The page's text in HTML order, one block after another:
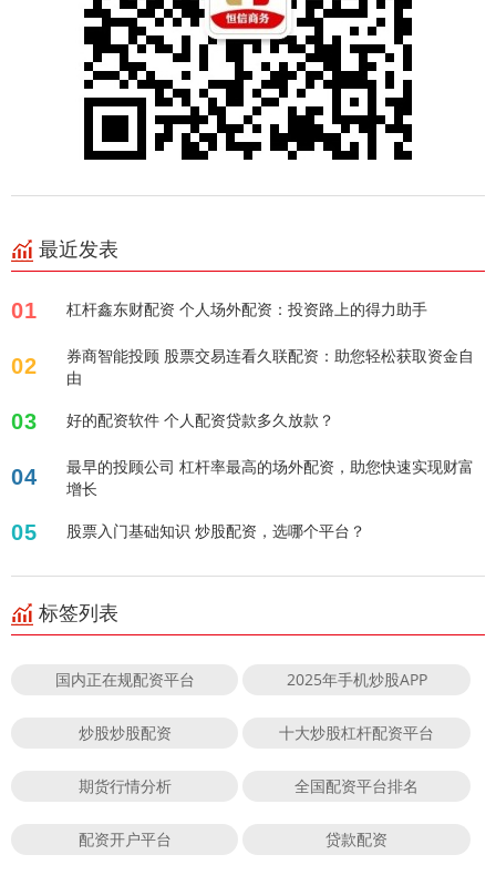
最近发表
01 杠杆鑫东财配资 个人场外配资：投资路上的得力助手
02
券商智能投顾 股票交易连看久联配资：助您轻松获取资金自
由
03 好的配资软件 个人配资贷款多久放款？
04
最早的投顾公司 杠杆率最高的场外配资，助您快速实现财富
增长
05 股票入门基础知识 炒股配资，选哪个平台？
标签列表
国内正在规配资平台 2025年手机炒股APP
炒股炒股配资 十大炒股杠杆配资平台
期货行情分析 全国配资平台排名
配资开户平台 贷款配资